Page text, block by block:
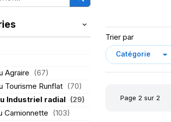
Agraire (67)
Tourisme Runflat (70)
Industriel radial (29)
Camionnette (103)
Trier par
Page 2 sur 2